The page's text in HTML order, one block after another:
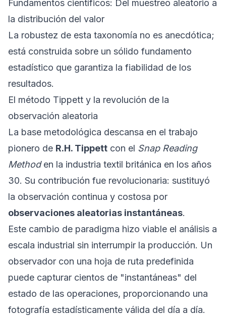
Fundamentos científicos: Del muestreo aleatorio a
la distribución del valor
La robustez de esta taxonomía no es anecdótica;
está construida sobre un sólido fundamento
estadístico que garantiza la fiabilidad de los
resultados.
El método Tippett y la revolución de la
observación aleatoria
La base metodológica descansa en el trabajo
pionero de R.H. Tippett con el Snap Reading
Methoden la industria textil británica en los años
30. Su contribución fue revolucionaria: sustituyó
la observación continua y costosa por
observaciones aleatorias instantáneas.
Este cambio de paradigma hizo viable el análisis a
escala industrial sin interrumpir la producción. Un
observador con una hoja de ruta predefinida
puede capturar cientos de "instantáneas" del
estado de las operaciones, proporcionando una
fotografía estadísticamente válida del día a día.